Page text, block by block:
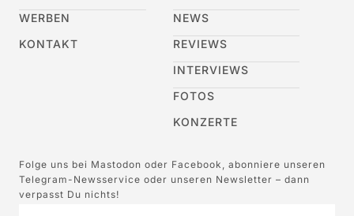
WERBEN
KONTAKT
NEWS
REVIEWS
INTERVIEWS
FOTOS
KONZERTE
Folge uns bei Mastodon oder Facebook, abonniere unseren
Telegram-Newsservice oder unseren Newsletter – dann
verpasst Du nichts!